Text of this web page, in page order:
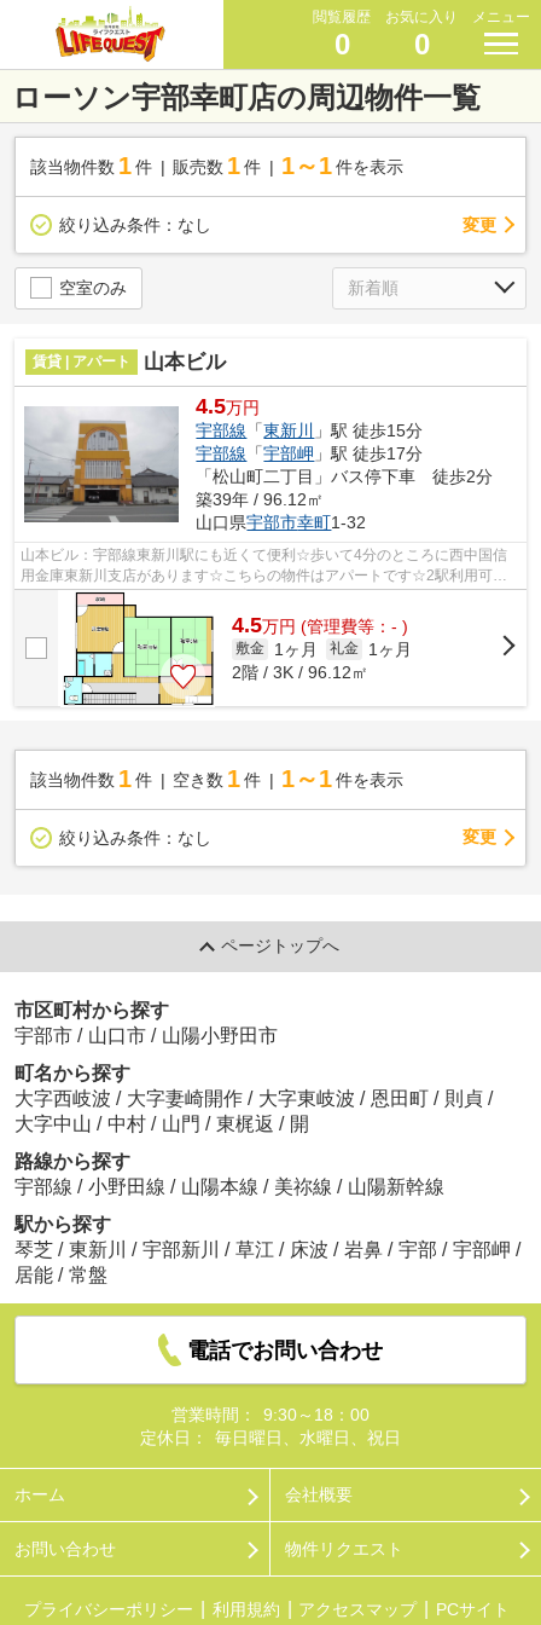
閲覧履歴
0
お気に入り
0
メニュー
ローソン宇部幸町店の周辺物件一覧
該当物件数 1件 販売数 1 件 1～1 件を表示
絞り込み条件： なし 変更
空室のみ
賃貸 | アパート 山本ビル
4.5万円
宇部線 「東新川
」駅 徒歩15分
宇部線 「宇部岬 」駅 徒歩17分
「松山町二丁目」バス停下車 徒歩2分
築39年 / 96.12㎡
山口県宇部市幸町1-32
山本ビル：宇部線東新川駅にも近くて便利☆歩いて4分のところに西中国信
用金庫東新川支店があります☆こちらの物件はアパートです☆2駅利用可能
な物件で移動範囲が広がります☆宇部市エリ...
4.5万円 (管理費等：- )
敷金 1ヶ月 礼金
1ヶ月
2階 / 3K / 96.12㎡
該当物件数 1件 空き数 1 件 1～1 件を表示
絞り込み条件： なし 変更
ページトップへ
市区町村から探す
宇部市 / 山口市 / 山陽小野田市
町名から探す
大字西岐波 / 大字妻崎開作 / 大字東岐波 / 恩田町 / 則貞 /
大字中山 / 中村 / 山門 / 東梶返 / 開
路線から探す
宇部線 / 小野田線 / 山陽本線 / 美祢線 / 山陽新幹線
駅から探す
琴芝 / 東新川 / 宇部新川 / 草江 / 床波 / 岩鼻 / 宇部 / 宇部岬 /
居能 / 常盤
電話でお問い合わせ
営業時間：
9:30～18：00
定休日：
毎日曜日、水曜日、祝日
ホーム 会社概要
お問い合わせ 物件リクエスト
プライバシーポリシー 利用規約 アクセスマップ PCサイト